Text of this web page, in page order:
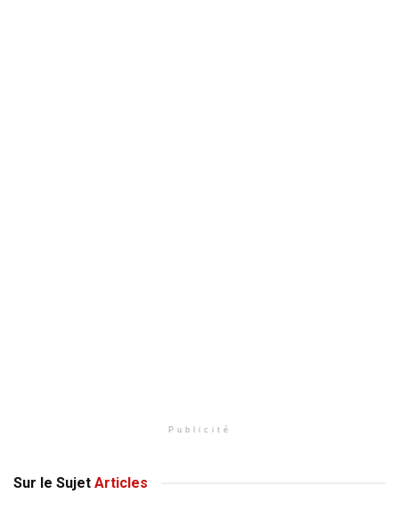
Publicité
Sur le Sujet Articles